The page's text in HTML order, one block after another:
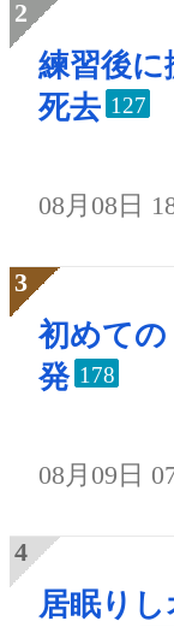
練習後に
死去 127
08月08日
初めての
発 178
08月09日
居眠り